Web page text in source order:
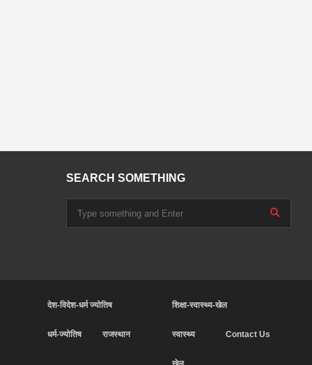
SEARCH SOMETHING
देश-विदेश-धर्म ज्योतिष
धर्म-ज्योतिष राजस्थान
शिक्षा-स्वास्थ्य-खेल
स्वास्थ्य Contact Us